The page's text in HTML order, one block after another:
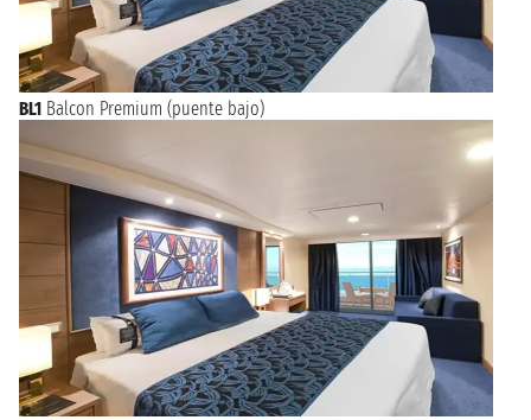
BL1 Balcon Premium (puente bajo)